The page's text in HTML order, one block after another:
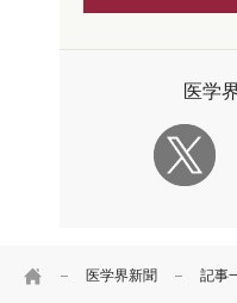
HOME 医学界新聞 記事
医学